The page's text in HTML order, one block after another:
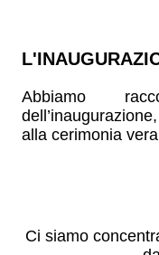
Abbiamo
alla cerimonia
Ci siamo